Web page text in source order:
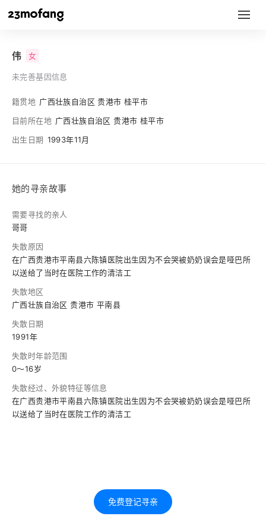
伟 女
未完善基因信息
籍贯地 广西壮族自治区 贵港市 桂平市
目前所在地 广西壮族自治区 贵港市 桂平市
出生日期 1993年11月
她的寻亲故事
需要寻找的亲人
哥哥
失散原因
在广西贵港市平南县六陈镇医院出生因为不会哭被奶奶误会是哑巴所
以送给了当时在医院工作的清洁工
失散地区
广西壮族自治区 贵港市 平南县
失散日期
1991年
失散时年龄范围
0～16岁
失散经过、外貌特征等信息
在广西贵港市平南县六陈镇医院出生因为不会哭被奶奶误会是哑巴所
以送给了当时在医院工作的清洁工
免费登记寻亲